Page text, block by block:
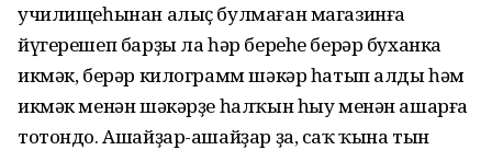
училищеһынан алыҫ булмаған магазинға
йүгерешеп барҙы ла һәр береһе берәр буханка
икмәк, берәр килограмм шәкәр һатып алды һәм
икмәк менән шәкәрҙе һалҡын һыу менән ашарға
тотондо. Ашайҙар-ашайҙар ҙа, саҡ ҡына тын